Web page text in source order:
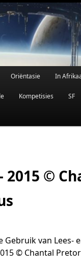
en Fantasie
Oriëntasie In
Kompetisies SF
2015 ©
Gebruik van Lees-
© Chantal